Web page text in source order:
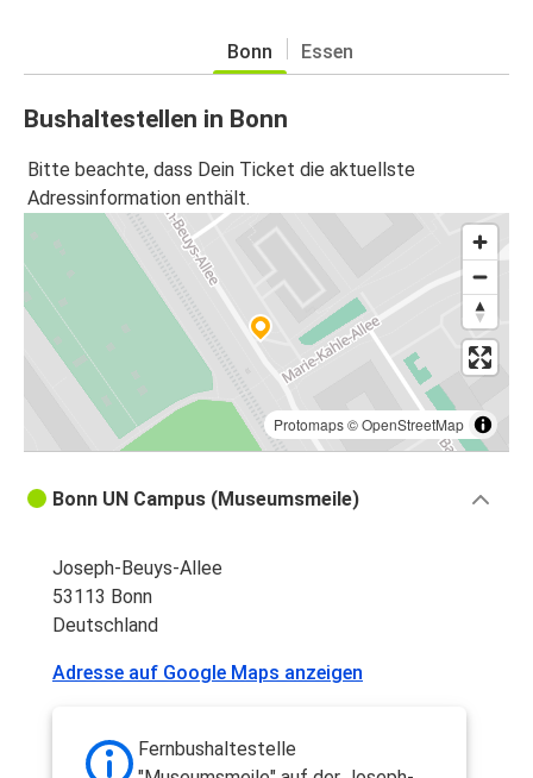
Bonn Essen
Bushaltestellen in Bonn
Bitte beachte, dass Dein Ticket die aktuellste
Adressinformation enthält.
Protomaps©OpenStreetMap
Bonn UN Campus (Museumsmeile)
Joseph-Beuys-Allee
53113 Bonn
Deutschland
Adresse auf Google Maps anzeigen
Fernbushaltestelle